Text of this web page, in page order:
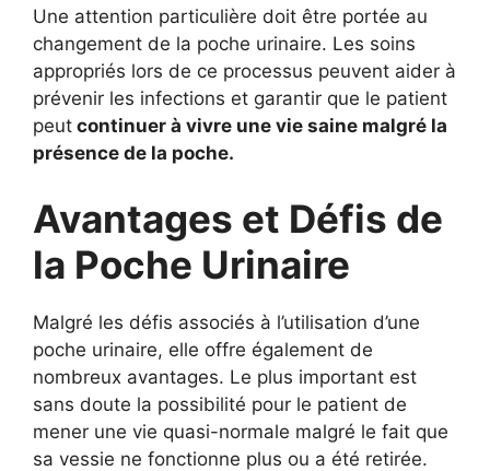
Une attention particulière doit être portée au
changement de la poche urinaire. Les soins
appropriés lors de ce processus peuvent aider à
prévenir les infections et garantir que le patient
peut continuer à vivre une vie saine malgré la
présence de la poche.
Avantages et Défis de
la Poche Urinaire
Malgré les défis associés à l’utilisation d’une
poche urinaire, elle offre également de
nombreux avantages. Le plus important est
sans doute la possibilité pour le patient de
mener une vie quasi-normale malgré le fait que
sa vessie ne fonctionne plus ou a été retirée.